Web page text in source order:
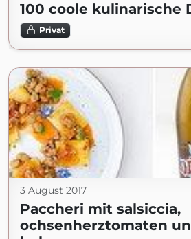
100 coole kulinarische
Privat
3 August 2017
Paccheri mit salsiccia,
ochsenherztomaten